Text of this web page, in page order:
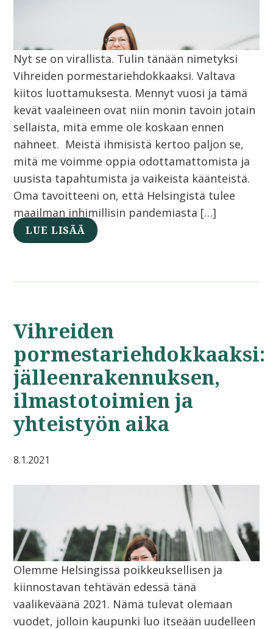
Nyt se on virallista. Tulin tänään nimetyksi
Vihreiden pormestariehdokkaaksi. Valtava
kiitos luottamuksesta. Mennyt vuosi ja tämä
kevät vaaleineen ovat niin monin tavoin jotain
sellaista, mitä emme ole koskaan ennen
nähneet. Meistä ihmisistä kertoo paljon se,
mitä me voimme oppia odottamattomista ja
uusista tapahtumista ja vaikeista käänteistä.
Oma tavoitteeni on, että Helsingistä tulee
maailman inhimillisin pandemiasta […]
LUE LISÄÄ
Vihreiden
pormestariehdokkaaksi:
jälleenrakennuksen,
ilmastotoimien ja
yhteistyön aika
8.1.2021
Olemme Helsingissä poikkeuksellisen ja
kiinnostavan tehtävän edessä tänä
vaalikeväänä 2021. Nämä tulevat olemaan
vuodet, jolloin kaupunki luo itseään uudelleen